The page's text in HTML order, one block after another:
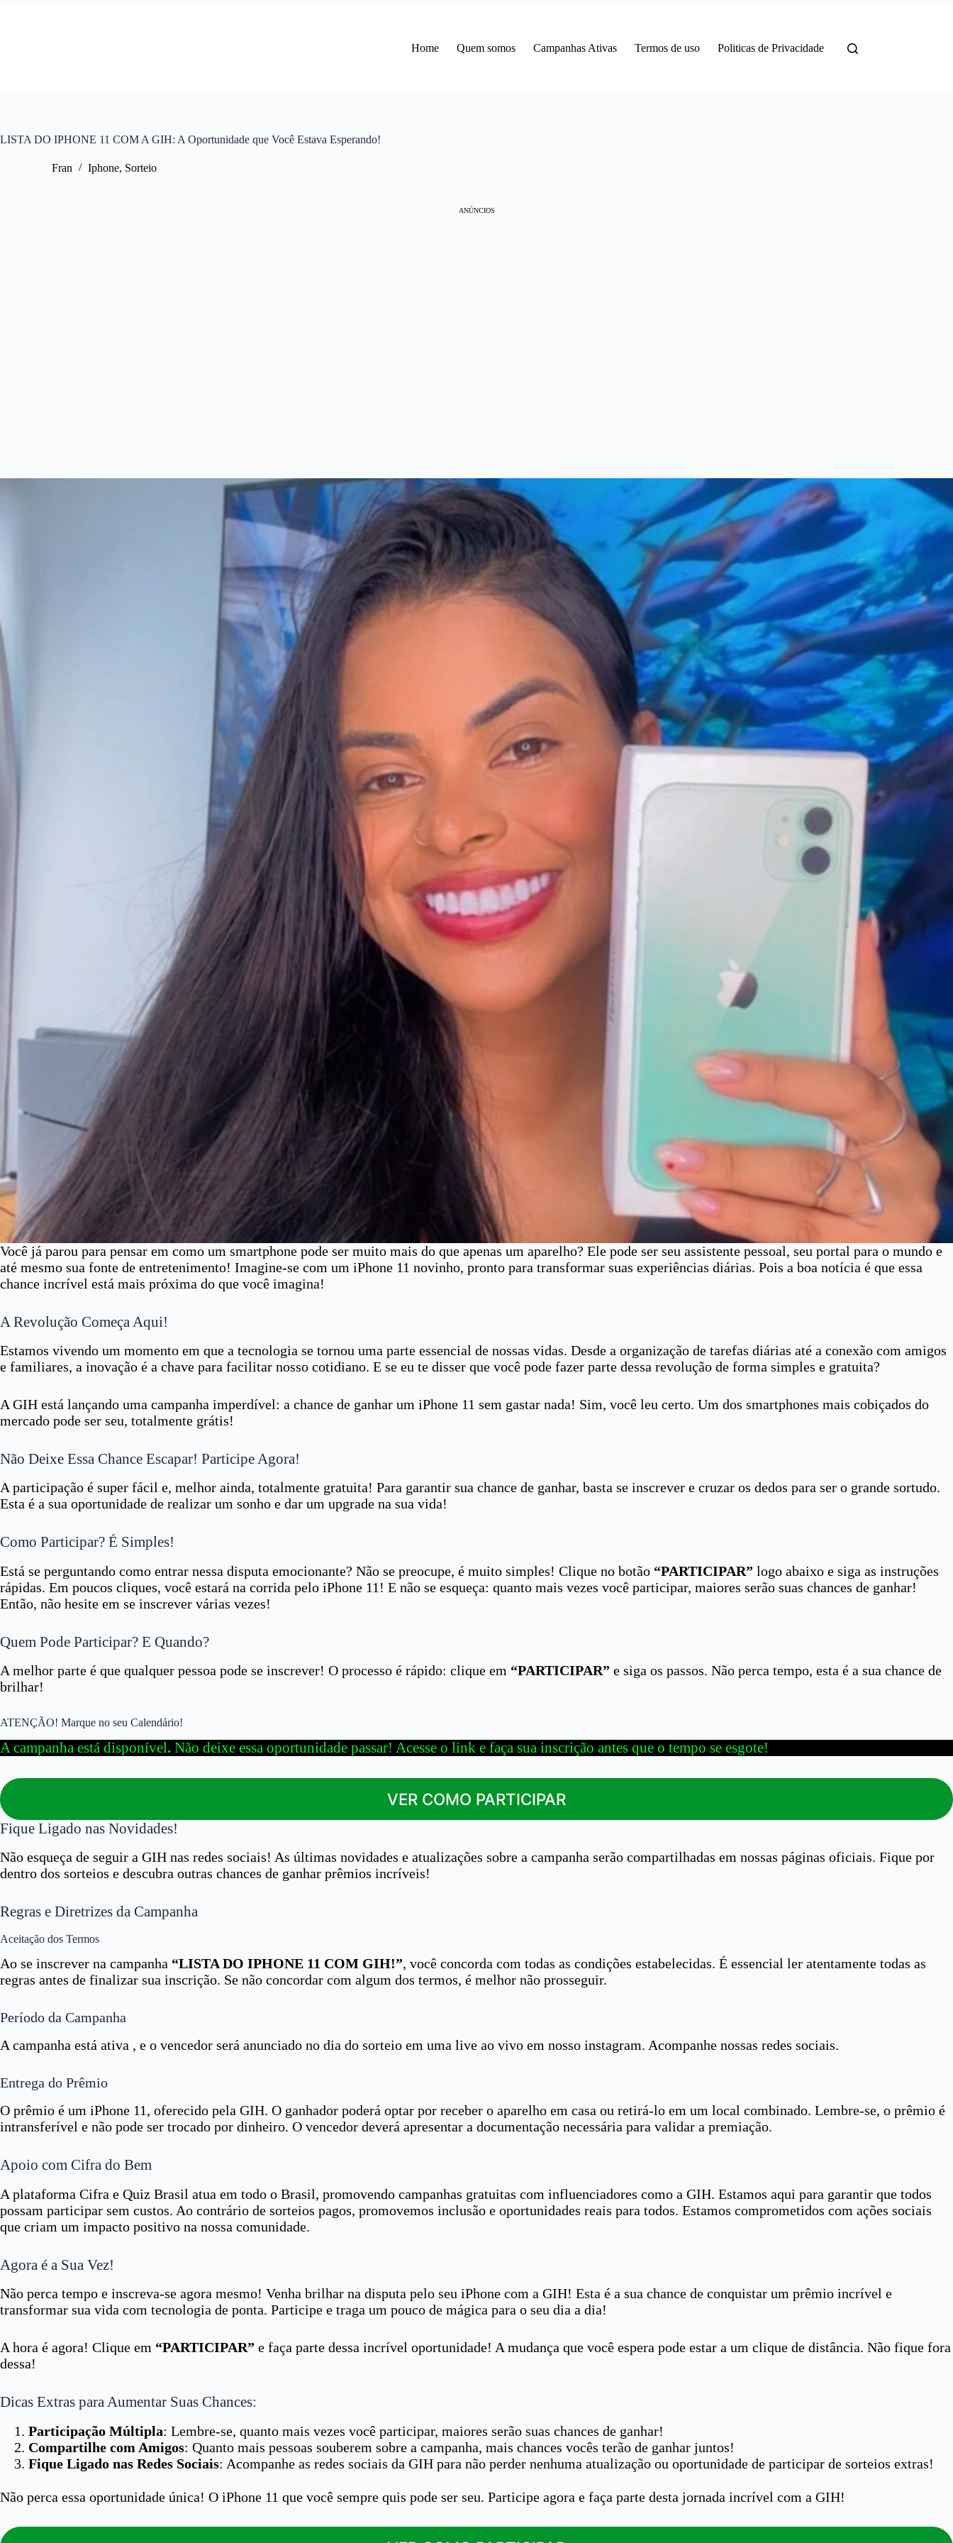
Home Quem somos Campanhas Ativas Termos de uso Politicas de Privacidade
LISTA DO IPHONE 11 COM A GIH: A Oportunidade que Você Estava Esperando!
Fran Iphone, Sorteio
ANÚNCIOS
Você já parou para pensar em como um smartphone pode ser muito mais do que apenas um aparelho? Ele pode ser seu assistente pessoal, seu portal para o mundo e
até mesmo sua fonte de entretenimento! Imagine-se com um iPhone 11 novinho, pronto para transformar suas experiências diárias. Pois a boa notícia é que essa
chance incrível está mais próxima do que você imagina!
A Revolução Começa Aqui!
Estamos vivendo um momento em que a tecnologia se tornou uma parte essencial de nossas vidas. Desde a organização de tarefas diárias até a conexão com amigos
e familiares, a inovação é a chave para facilitar nosso cotidiano. E se eu te disser que você pode fazer parte dessa revolução de forma simples e gratuita?
A GIH está lançando uma campanha imperdível: a chance de ganhar um iPhone 11 sem gastar nada! Sim, você leu certo. Um dos smartphones mais cobiçados do
mercado pode ser seu, totalmente grátis!
Não Deixe Essa Chance Escapar! Participe Agora!
A participação é super fácil e, melhor ainda, totalmente gratuita! Para garantir sua chance de ganhar, basta se inscrever e cruzar os dedos para ser o grande sortudo.
Esta é a sua oportunidade de realizar um sonho e dar um upgrade na sua vida!
Como Participar? É Simples!
Está se perguntando como entrar nessa disputa emocionante? Não se preocupe, é muito simples! Clique no botão “PARTICIPAR” logo abaixo e siga as instruções
rápidas. Em poucos cliques, você estará na corrida pelo iPhone 11! E não se esqueça: quanto mais vezes você participar, maiores serão suas chances de ganhar!
Então, não hesite em se inscrever várias vezes!
Quem Pode Participar? E Quando?
A melhor parte é que qualquer pessoa pode se inscrever! O processo é rápido: clique em “PARTICIPAR” e siga os passos. Não perca tempo, esta é a sua chance de
brilhar!
ATENÇÃO! Marque no seu Calendário!
A campanha está disponível . Não deixe essa oportunidade passar! Acesse o link e faça sua inscrição antes que o tempo se esgote!
VER COMO PARTICIPAR
Fique Ligado nas Novidades!
Não esqueça de seguir a GIH nas redes sociais! As últimas novidades e atualizações sobre a campanha serão compartilhadas em nossas páginas oficiais. Fique por
dentro dos sorteios e descubra outras chances de ganhar prêmios incríveis!
Regras e Diretrizes da Campanha
Aceitação dos Termos
Ao se inscrever na campanha “LISTA DO IPHONE 11 COM GIH!”, você concorda com todas as condições estabelecidas. É essencial ler atentamente todas as
regras antes de finalizar sua inscrição. Se não concordar com algum dos termos, é melhor não prosseguir.
Período da Campanha
A campanha está ativa , e o vencedor será anunciado no dia do sorteio em uma live ao vivo em nosso instagram. Acompanhe nossas redes sociais.
Entrega do Prêmio
O prêmio é um iPhone 11, oferecido pela GIH. O ganhador poderá optar por receber o aparelho em casa ou retirá-lo em um local combinado. Lembre-se, o prêmio é
intransferível e não pode ser trocado por dinheiro. O vencedor deverá apresentar a documentação necessária para validar a premiação.
Apoio com Cifra do Bem
A plataforma Cifra e Quiz Brasil atua em todo o Brasil, promovendo campanhas gratuitas com influenciadores como a GIH. Estamos aqui para garantir que todos
possam participar sem custos. Ao contrário de sorteios pagos, promovemos inclusão e oportunidades reais para todos. Estamos comprometidos com ações sociais
que criam um impacto positivo na nossa comunidade.
Agora é a Sua Vez!
Não perca tempo e inscreva-se agora mesmo! Venha brilhar na disputa pelo seu iPhone com a GIH! Esta é a sua chance de conquistar um prêmio incrível e
transformar sua vida com tecnologia de ponta. Participe e traga um pouco de mágica para o seu dia a dia!
A hora é agora! Clique em “PARTICIPAR” e faça parte dessa incrível oportunidade! A mudança que você espera pode estar a um clique de distância. Não fique fora
dessa!
Dicas Extras para Aumentar Suas Chances:
Participação Múltipla: Lembre-se, quanto mais vezes você participar, maiores serão suas chances de ganhar!
Compartilhe com Amigos: Quanto mais pessoas souberem sobre a campanha, mais chances vocês terão de ganhar juntos!
Fique Ligado nas Redes Sociais: Acompanhe as redes sociais da GIH para não perder nenhuma atualização ou oportunidade de participar de sorteios extras!
Não perca essa oportunidade única! O iPhone 11 que você sempre quis pode ser seu. Participe agora e faça parte desta jornada incrível com a GIH!